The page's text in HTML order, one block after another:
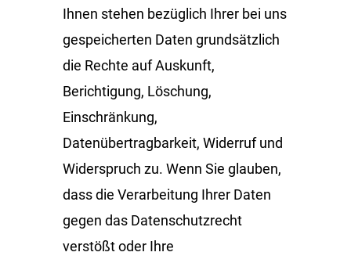
Ihnen stehen bezüglich Ihrer bei uns
gespeicherten Daten grundsätzlich
die Rechte auf Auskunft,
Berichtigung, Löschung,
Einschränkung,
Datenübertragbarkeit, Widerruf und
Widerspruch zu. Wenn Sie glauben,
dass die Verarbeitung Ihrer Daten
gegen das Datenschutzrecht
verstößt oder Ihre